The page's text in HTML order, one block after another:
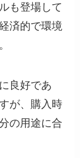
も登場して
済的で環境
良好であ
が、購入時
の用途に合